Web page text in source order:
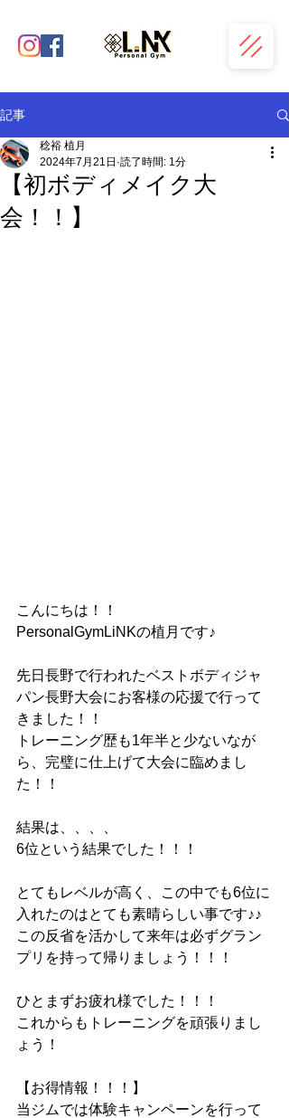
記事
【初ボディメイク大
会！！】
稔裕 植月
2024年7月21日 読了時間: 1分
こんにちは！！
PersonalGymLiNKの植月です♪
先日長野で行われたベストボディジャ
パン長野大会にお客様の応援で行って
きました！！
トレーニング歴も1年半と少ないなが
ら、完璧に仕上げて大会に臨めまし
た！！
結果は、、、、
6位という結果でした！！！
とてもレベルが高く、この中でも6位に
入れたのはとても素晴らしい事です♪♪
この反省を活かして来年は必ずグラン
プリを持って帰りましょう！！！
ひとまずお疲れ様でした！！！
これからもトレーニングを頑張りまし
ょう！
【お得情報！！！】
当ジムでは体験キャンペーンを行って